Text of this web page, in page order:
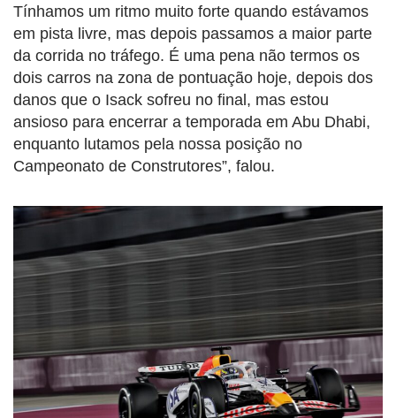
Tínhamos um ritmo muito forte quando estávamos
em pista livre, mas depois passamos a maior parte
da corrida no tráfego. É uma pena não termos os
dois carros na zona de pontuação hoje, depois dos
danos que o Isack sofreu no final, mas estou
ansioso para encerrar a temporada em Abu Dhabi,
enquanto lutamos pela nossa posição no
Campeonato de Construtores”, falou.